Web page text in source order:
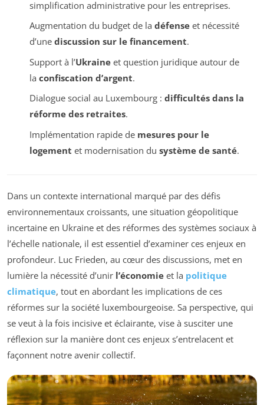
simplification administrative pour les entreprises.
Augmentation du budget de la défenseet nécessité
d’une discussion sur le financement.
Support à l’Ukraineet question juridique autour de
la confiscation d’argent.
Dialogue social au Luxembourg : difficultés dans la
réforme des retraites.
Implémentation rapide de mesures pour le
logement et modernisation du système de santé.
Dans un contexte international marqué par des défis
environnementaux croissants, une situation géopolitique
incertaine en Ukraine et des réformes des systèmes sociaux à
l’échelle nationale, il est essentiel d’examiner ces enjeux en
profondeur. Luc Frieden, au cœur des discussions, met en
lumière la nécessité d’unir l’économie et la politique
climatique, tout en abordant les implications de ces
réformes sur la société luxembourgeoise. Sa perspective, qui
se veut à la fois incisive et éclairante, vise à susciter une
réflexion sur la manière dont ces enjeux s’entrelacent et
façonnent notre avenir collectif.